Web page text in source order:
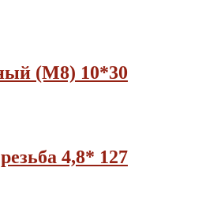
(М8) 10*30
4,8* 127